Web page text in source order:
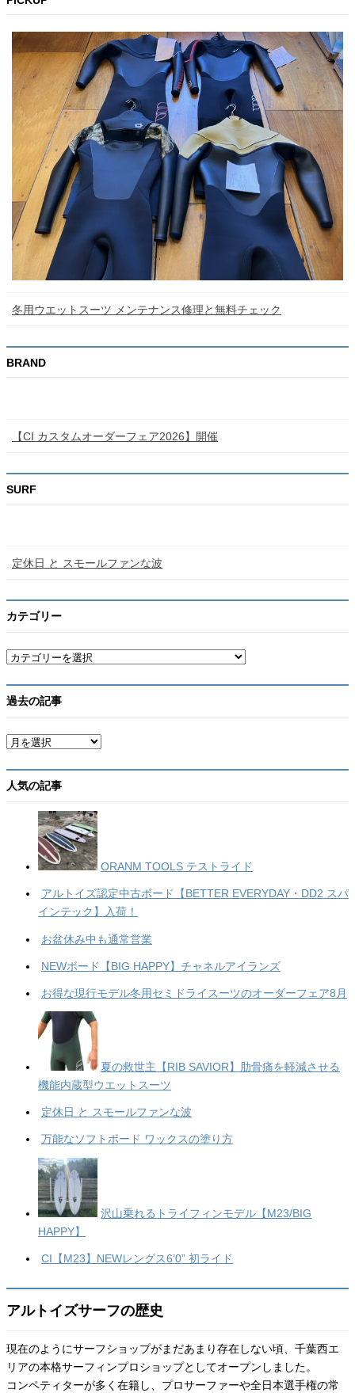
冬用ウエットスーツ メンテナンス修理と無料チェック
BRAND
【CI カスタムオーダーフェア2026】開催
SURF
定休日 と スモールファンな波
カテゴリー
カ
テ
リ
ー
過去の記事
ア
ー
イ
ブ
人気の記事
ORANM TOOLS テストライド
アルトイズ認定中古ボード【BETTER EVERYDAY・DD2 スパ
インテック】入荷！
お盆休み中も通常営業
NEWボード【BIG HAPPY】チャネルアイランズ
お得な現行モデル冬用セミドライスーツのオーダーフェア8月
夏の救世主【RIB SAVIOR】肋骨痛を軽減させる
機能内蔵型ウエットスーツ
定休日 と スモールファンな波
万能なソフトボード ワックスの塗り方
沢山乗れるトライフィンモデル【M23/BIG
HAPPY】
CI【M23】NEWレングス6’0” 初ライド
アルトイズサーフの歴史
現在のようにサーフショップがまだあまり存在しない頃、千葉西エ
リアの本格サーフィンプロショップとしてオープンしました。
コンペティターが多く在籍し、プロサーファーや全日本選手権の常